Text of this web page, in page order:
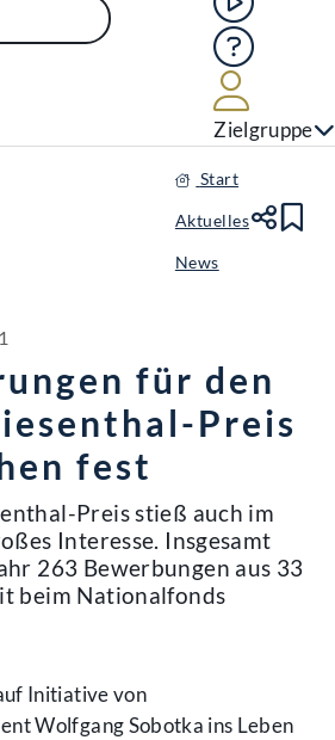
Hilfe
Zielgruppe
Start
Aktuelles
News
für den
Preis
fest
Preis stieß auch im
Interesse. Insgesamt
263 Bewerbungen aus 33
beim Nationalfonds
Initiative von
Wolfgang Sobotka ins Leben